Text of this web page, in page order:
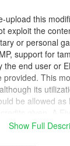
upload this
exploit the
or personal
support for
the end user or
provided. This
its
be allowed
available on
Show Full